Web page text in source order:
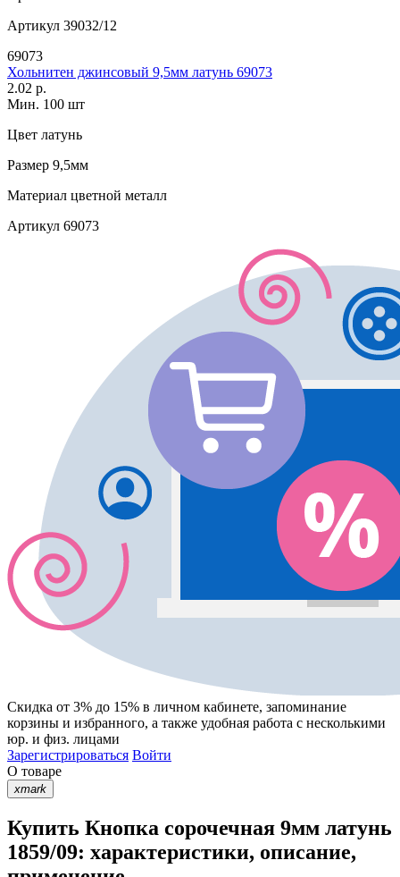
Артикул 39032/12
69073
Хольнитен джинсовый 9,5мм латунь 69073
2.02 р.
Мин. 100 шт
Цвет латунь
Размер 9,5мм
Материал цветной металл
Артикул 69073
Скидка от 3% до 15% в личном кабинете, запоминание
корзины и избранного, а также удобная работа с несколькими
юр. и физ. лицами
Зарегистрироваться Войти
О товаре
xmark
Купить Кнопка сорочечная 9мм латунь
1859/09: характеристики, описание,